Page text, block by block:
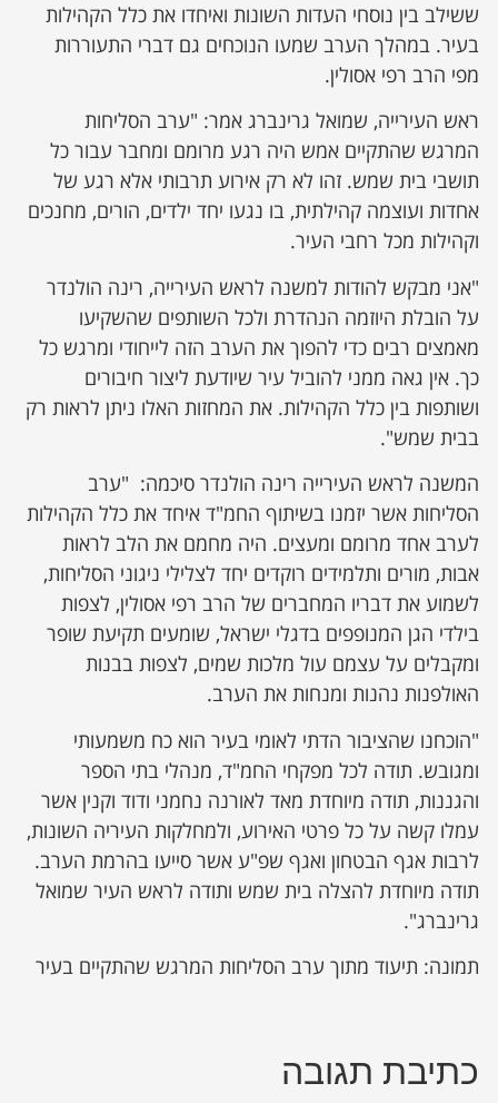
ששילב בין נוסחי העדות השונות ואיחדו את כלל הקהילות
בעיר. במהלך הערב שמעו הנוכחים גם דברי התעוררות
מפי הרב רפי אסולין.
ראש העירייה, שמואל גרינברג אמר: "ערב הסליחות
המרגש שהתקיים אמש היה רגע מרומם ומחבר עבור כל
תושבי בית שמש. זהו לא רק אירוע תרבותי אלא רגע של
אחדות ועוצמה קהילתית, בו נגעו יחד ילדים, הורים, מחנכים
וקהילות מכל רחבי העיר.
"אני מבקש להודות למשנה לראש העירייה, רינה הולנדר
על הובלת היוזמה הנהדרת ולכל השותפים שהשקיעו
מאמצים רבים כדי להפוך את הערב הזה לייחודי ומרגש כל
כך. אין גאה ממני להוביל עיר שיודעת ליצור חיבורים
ושותפות בין כלל הקהילות. את המחזות האלו ניתן לראות רק
בבית שמש".
המשנה לראש העירייה רינה הולנדר סיכמה: "ערב
הסליחות אשר יזמנו בשיתוף החמ"ד איחד את כלל הקהילות
לערב אחד מרומם ומעצים. היה מחמם את הלב לראות
אבות, מורים ותלמידים רוקדים יחד לצלילי ניגוני הסליחות,
לשמוע את דבריו המחברים של הרב רפי אסולין, לצפות
בילדי הגן המנופפים בדגלי ישראל, שומעים תקיעת שופר
ומקבלים על עצמם עול מלכות שמים, לצפות בבנות
האולפנות נהנות ומנחות את הערב.
"הוכחנו שהציבור הדתי לאומי בעיר הוא כח משמעותי
ומגובש. תודה לכל מפקחי החמ"ד, מנהלי בתי הספר
והגננות, תודה מיוחדת מאד לאורנה נחמני ודוד וקנין אשר
עמלו קשה על כל פרטי האירוע, ולמחלקות העיריה השונות,
לרבות אגף הבטחון ואגף שפ"ע אשר סייעו בהרמת הערב.
תודה מיוחדת להצלה בית שמש ותודה לראש העיר שמואל
גרינברג".
תמונה: תיעוד מתוך ערב הסליחות המרגש שהתקיים בעיר
כתיבת תגובה